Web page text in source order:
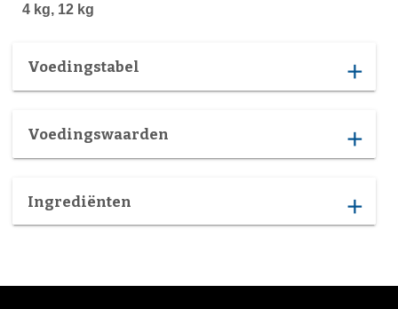
4 kg, 12 kg
Voedingstabel add
Voedingswaarden add
Ingrediënten add